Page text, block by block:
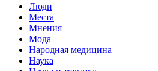
Люди
Места
Мнения
Мода
Народная медицина
Наука